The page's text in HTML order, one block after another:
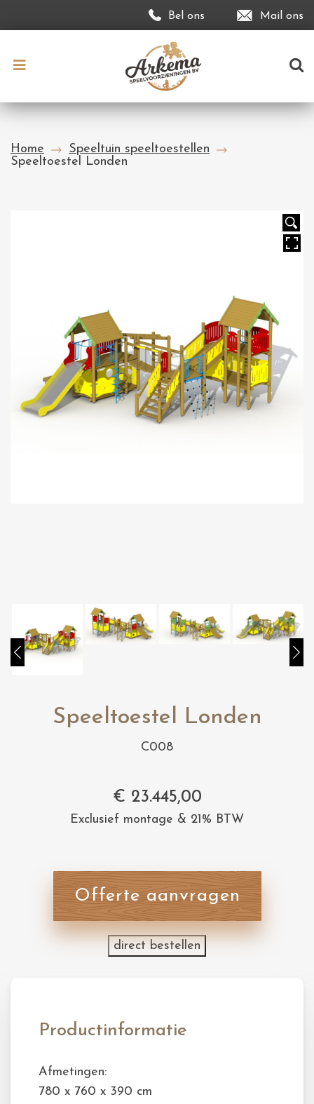
Bel ons Mail ons
Home
Speeltuin speeltoestellen
Speeltoestel Londen
Speeltoestel Londen
C008
€ 23.445,00
Exclusief montage & 21% BTW
Offerte aanvragen
direct bestellen
Productinformatie
Afmetingen:
780 x 760 x 390 cm